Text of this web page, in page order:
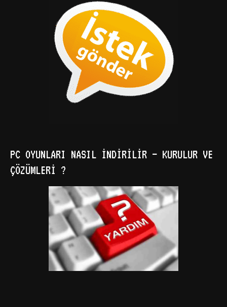
PC OYUNLARI NASIL İNDIRILIR – KURULUR VE
ÇÖZÜMLERI ?